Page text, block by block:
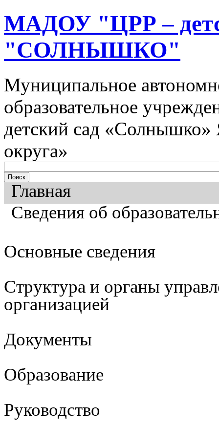
МАДОУ "ЦРР –
"СОЛНЫШКО"
Муниципальное
образовательное
детский сад «Солнышко»
округа»
Главная
Сведения об
Основные сведения
Структура и органы
организацией
Документы
Образование
Руководство